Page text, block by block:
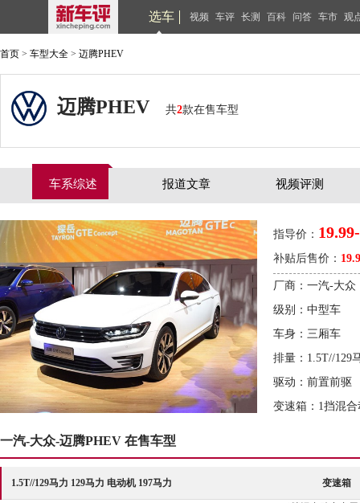
选车 视频 车评 长测 百科 问答 车市 观
首页 > 车型大全 > 迈腾PHEV
迈腾PHEV 共2款在售车型
车系综述 报道文章 视频评测
指导价：
补贴后售价：
厂商：一汽-大众
级别：中型车
车身：三厢车
排量：1.5T//129
驱动：前置前驱
变速箱：1挡混
一汽-大众-迈腾PHEV 在售车型
1.5T//129马力 129马力 电动机 197马力 变速箱